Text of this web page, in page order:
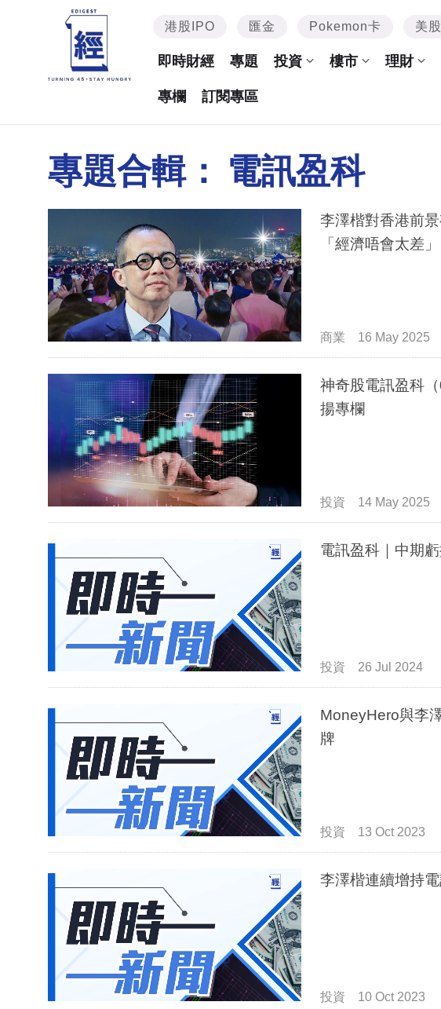
港股IPO 匯金 Pokemon卡 美
即時財經 專題 投資 樓市 理財
專欄 訂閱專區
專題合輯： 電訊盈科
李澤楷對香港前
「經濟唔會太差」
商業 16 May 2025
神奇股電訊盈科
揚專欄
投資 14 May 2025
電訊盈科｜中期
投資 26 Jul 2024
MoneyHero與李
牌
投資 13 Oct 2023
李澤楷連續增持
投資 10 Oct 2023